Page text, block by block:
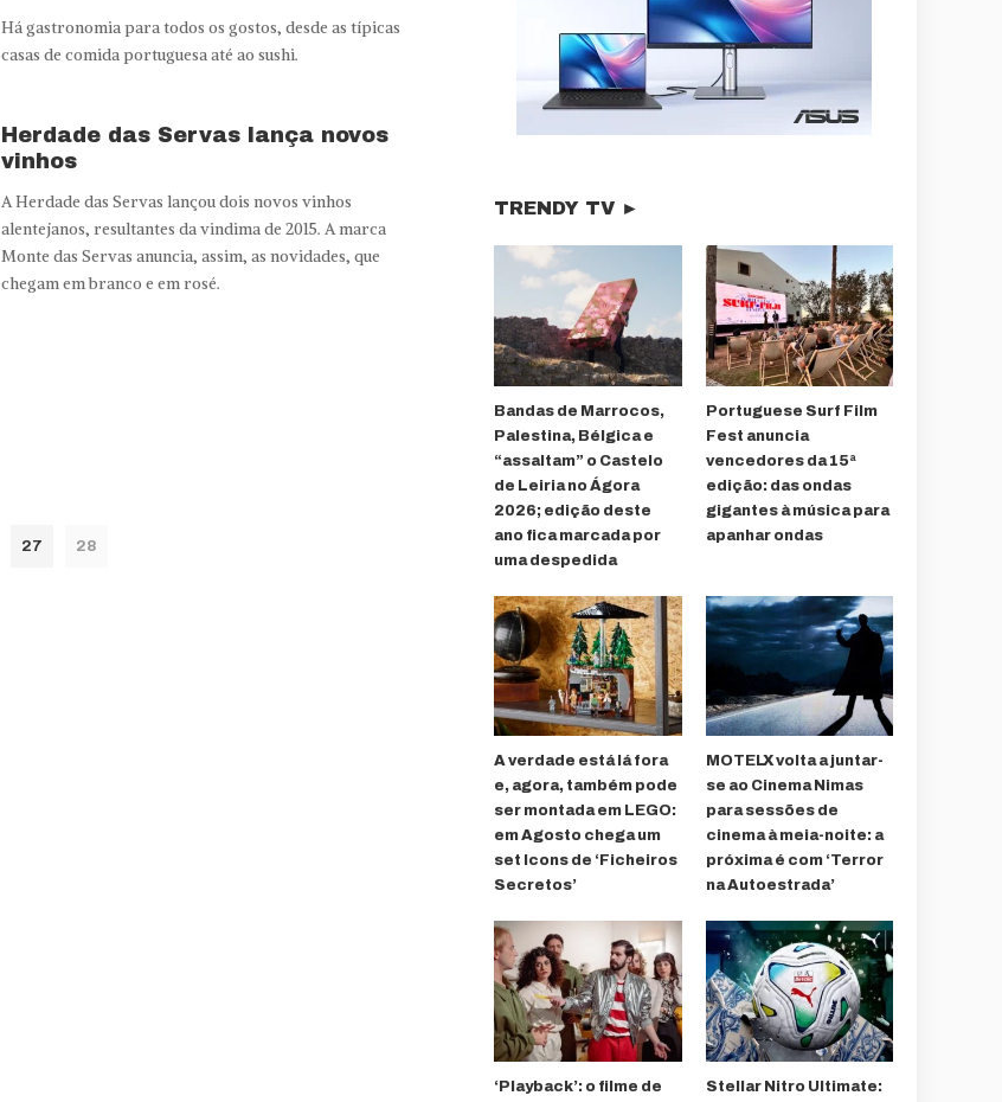
Há gastronomia para todos os gostos, desde as típicas
casas de comida portuguesa até ao sushi.
Herdade das Servas lança novos
vinhos
A Herdade das Servas lançou dois novos vinhos
alentejanos, resultantes da vindima de 2015. A marca
Monte das Servas anuncia, assim, as novidades, que
chegam em branco e em rosé.
27 28
TRENDY TV ►
Bandas de Marrocos,
Palestina, Bélgica e
“assaltam” o Castelo
de Leiria no Ágora
2026; edição deste
ano fica marcada por
uma despedida
Portuguese Surf Film
Fest anuncia
vencedores da 15ª
edição: das ondas
gigantes à música para
apanhar ondas
A verdade está lá fora
e, agora, também pode
ser montada em LEGO:
em Agosto chega um
set Icons de ‘Ficheiros
Secretos’
MOTELX volta a juntar-
se ao Cinema Nimas
para sessões de
cinema à meia-noite: a
próxima é com ‘Terror
na Autoestrada’
‘Playback’: o filme de
Stellar Nitro Ultimate: